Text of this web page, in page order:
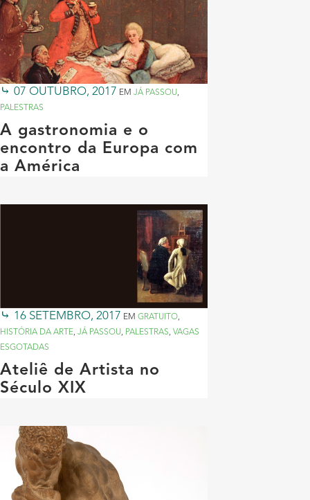
07 OUTUBRO, 2017 EM JÁ PASSOU,
PALESTRAS
A gastronomia e o
encontro da Europa com
a América
16 SETEMBRO, 2017 EM GRATUITO,
HISTÓRIA DA ARTE, JÁ PASSOU, PALESTRAS, VAGAS
ESGOTADAS
Ateliê de Artista no
Século XIX